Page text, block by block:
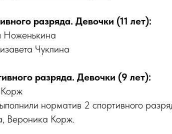
разряда. Девочки (11 лет):
Ноженькина
Чуклина
разряда. Девочки (9 лет):
норматив 2 спортивного
Вероника Корж.